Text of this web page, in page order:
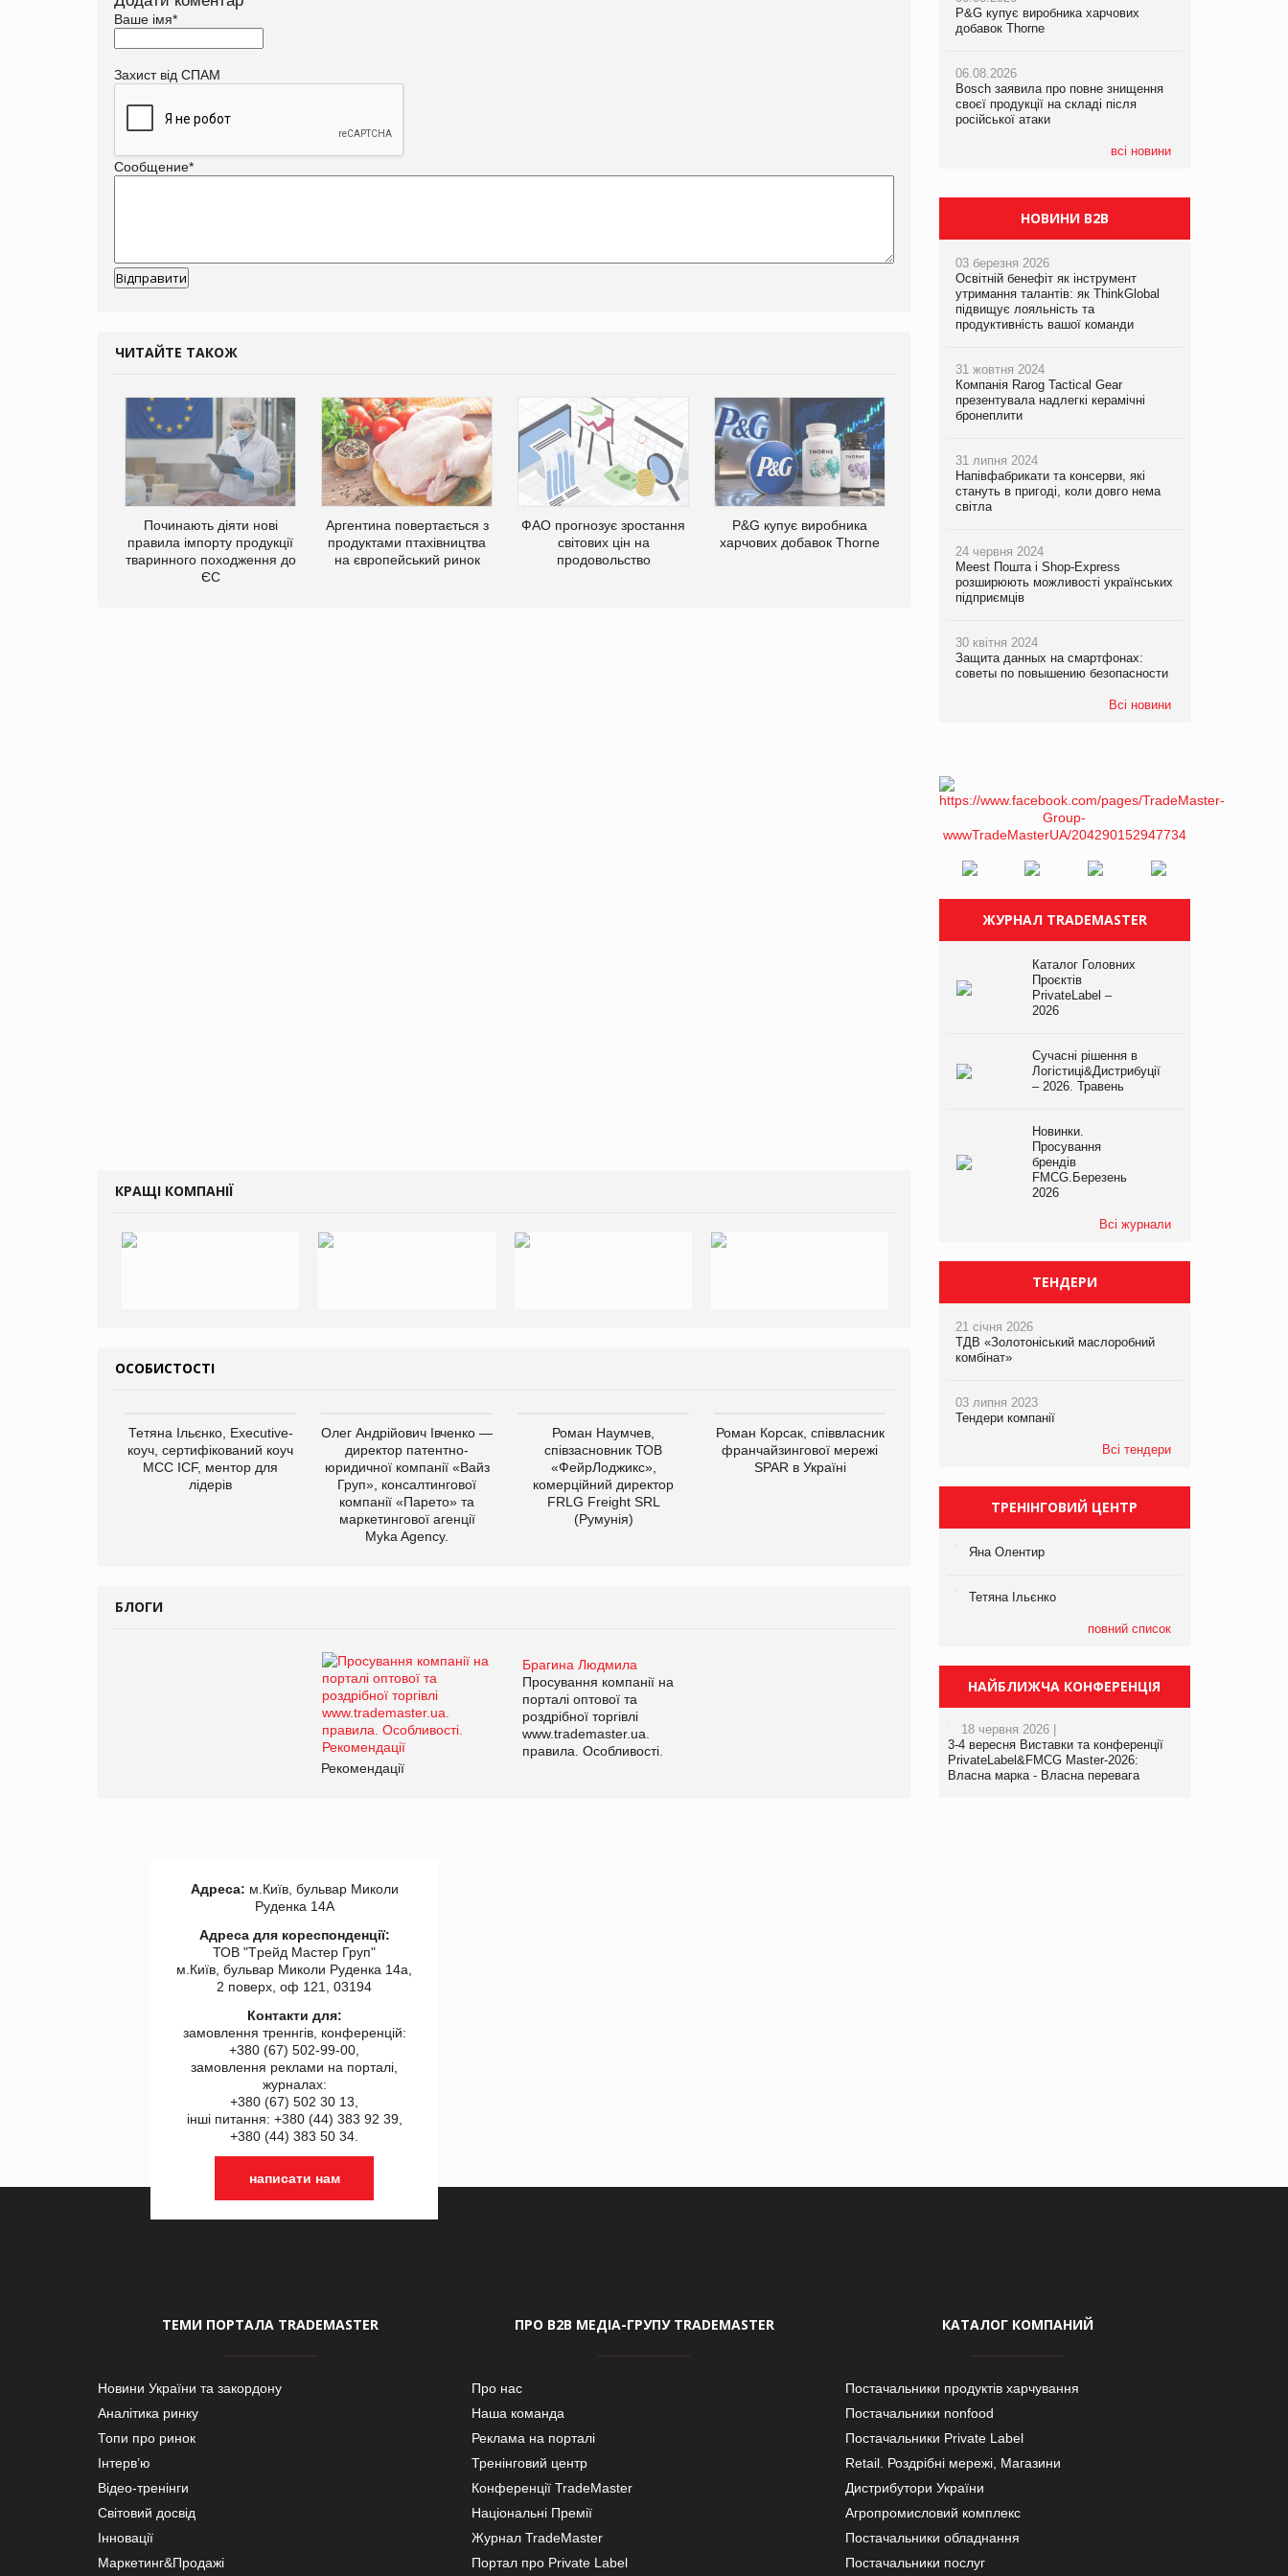
Ваше імя*
Захист від СПАМ
Сообщение*
ЧИТАЙТЕ ТАКОЖ
Починають діяти нові
правила імпорту продукції
тваринного походження до
ЄС
Аргентина повертається з
продуктами птахівництва
на європейський ринок
ФАО прогнозує зростання
світових цін на
продовольство
P&G купує виробника
харчових добавок Thorne
Bosch заявила про повне
атаки
expert від власної ТМ
КРАЩІ КОМПАНІЇ
ОСОБИСТОСТІ
Тетяна Ільєнко, Executive-
коуч, сертифікований коуч
МСС ICF, ментор для
лідерів
Олег Андрійович Івченко —
директор патентно-
юридичної компанії «Вайз
Груп», консалтингової
компанії «Парето» та
маркетингової агенції
Myka Agency.
Роман Наумчев,
співзасновник ТОВ
«ФейрЛоджикс»,
комерційний директор
FRLG Freight SRL
(Румунія)
Роман Корсак, співвласник
франчайзингової мережі
SPAR в Україні
виробництва
компанії «УкраМарин»
БЛОГИ
Брагина Людмила
Просування компанії на
порталі оптової та
роздрібної торгівлі
www.trademaster.ua.
правила. Особливості.
Рекомендації
P&G купує виробника харчових
добавок Thorne
06.08.2026
Bosch заявила про повне знищення
своєї продукції на складі після
російської атаки
всі новини
у VARUS з’явилися новинки від ТМ
ТОКЕРИ
Сергій Лісунов про заморожені
P&G купує виробника харчових
добавок Thorne
06.08.2026
Bosch заявила про повне знищення
своєї продукції на складі після
російської атаки
НОВИНИ B2B
03 березня 2026
Освітній бенефіт як інструмент
утримання талантів: як ThinkGlobal
підвищує лояльність та
продуктивність вашої команди
31 жовтня 2024
Компанія Rarog Tactical Gear
презентувала надлегкі керамічні
бронеплити
31 липня 2024
Напівфабрикати та консерви, які
стануть в пригоді, коли довго нема
світла
24 червня 2024
Meest Пошта і Shop-Express
розширюють можливості українських
підприємців
30 квітня 2024
Защита данных на смартфонах:
советы по повышению безопасности
Всі новини
ЖУРНАЛ TRADEMASTER
Каталог Головних
Проєктів
PrivateLabel –
2026
Сучасні рішення в
Логістиці&Дистрибуції
– 2026. Травень
Новинки.
Просування
брендів
FMCG.Березень
2026
Всі журнали
ТЕНДЕРИ
21 січня 2026
ТДВ «Золотоніський маслоробний
комбінат»
03 липня 2023
Тендери компанії
Всі тендери
ТРЕНІНГОВИЙ ЦЕНТР
Яна Олентир
Тетяна Ільєнко
повний список
НАЙБЛИЖЧА КОНФЕРЕНЦІЯ
18 червня 2026 |
3-4 вересня Виставки та конференції
PrivateLabel&FMCG Master-2026:
Власна марка - Власна перевага
Адреса: м.Київ, бульвар Миколи
Руденка 14А
Адреса для кореспонденції:
ТОВ "Tрейд Мастер Груп"
м.Київ, бульвар Миколи Руденка 14а,
2 поверх, оф 121, 03194
Контакти для:
замовлення треннгів, конференцій:
+380 (67) 502-99-00,
замовлення реклами на порталі,
журналах:
+380 (67) 502 30 13,
інші питання: +380 (44) 383 92 39,
+380 (44) 383 50 34.
написати нам
ТЕМИ ПОРТАЛА TRADEMASTER
Новини України та закордону
Аналітика ринку
Топи про ринок
Інтерв’ю
Відео-тренінги
Світовий досвід
Інновації
Маркетинг&Продажі
ПРО В2В МЕДІА-ГРУПУ TRADEMASTER
Про нас
Наша команда
Реклама на порталі
Тренінговий центр
Конференції TradeMaster
Національні Премії
Журнал TradeMaster
Портал про Private Label
КАТАЛОГ КОМПАНИЙ
Постачальники продуктів харчування
Постачальники nonfood
Постачальники Private Label
Retail. Роздрібні мережі, Магазини
Дистрибутори України
Агропромисловий комплекс
Постачальники обладнання
Постачальники послуг